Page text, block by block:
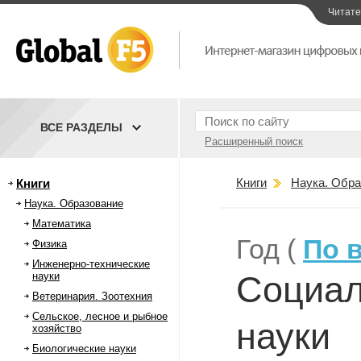
Расширенный поиск
ВСЕ РАЗДЕЛЫ
Книги
Наука. Образование
Математика
Физика
Инженерно-технические
науки
Ветеринария. Зоотехния
Сельское, лесное и рыбное
хозяйство
Биологические науки
Книги Наука.
Год ( По
науки